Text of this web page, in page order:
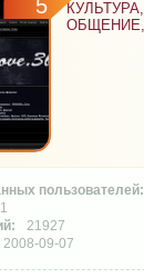
5
21927
2008-09-07